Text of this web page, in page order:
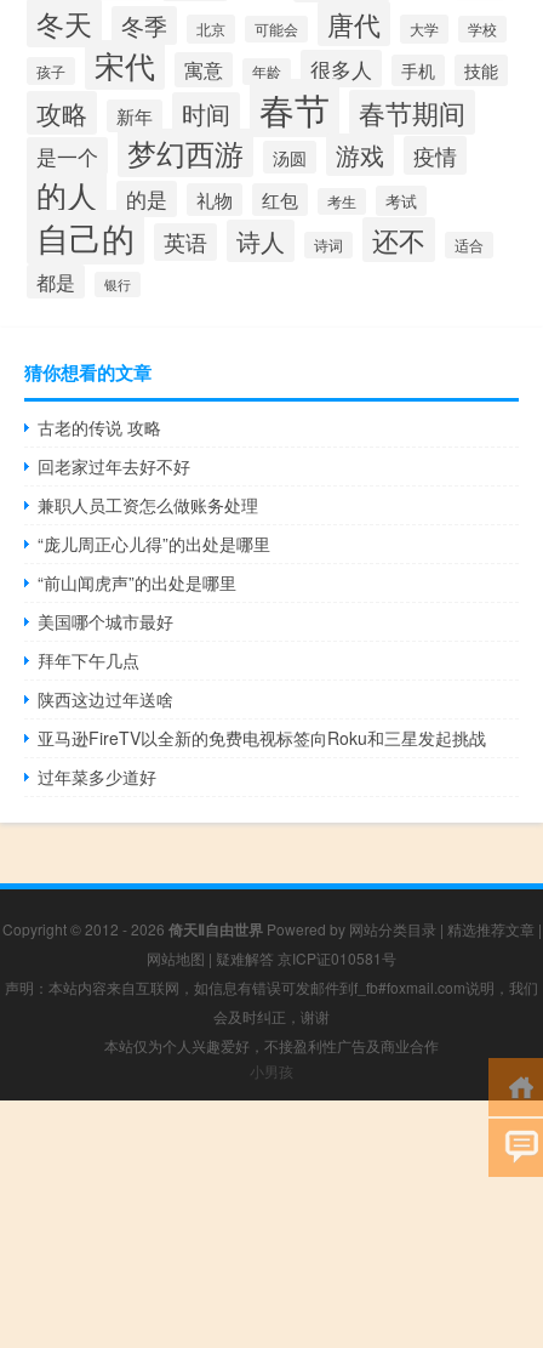
冬天 冬季 北京 可能会 唐代 大学 学校
孩子 宋代 寓意 年龄 很多人 手机 技能
攻略 新年 时间 春节 春节期间
是一个 梦幻西游 汤圆 游戏 疫情
的人 的是 礼物 红包 考生 考试
自己的 英语 诗人 诗词 还不 适合
都是 银行
猜你想看的文章
古老的传说 攻略
回老家过年去好不好
兼职人员工资怎么做账务处理
“庞儿周正心儿得”的出处是哪里
“前山闻虎声”的出处是哪里
美国哪个城市最好
拜年下午几点
陕西这边过年送啥
亚马逊FireTV以全新的免费电视标签向Roku和三星发起挑战
过年菜多少道好
Copyright © 2012 - 2026 倚天Ⅱ自由世界Powered by 网站分类目录 | 精选推荐文章 |
网站地图 | 疑难解答 京ICP证010581号
声明：本站内容来自互联网，如信息有错误可发邮件到f_fb#foxmail.com说明，我们
会及时纠正，谢谢
本站仅为个人兴趣爱好，不接盈利性广告及商业合作
小男孩